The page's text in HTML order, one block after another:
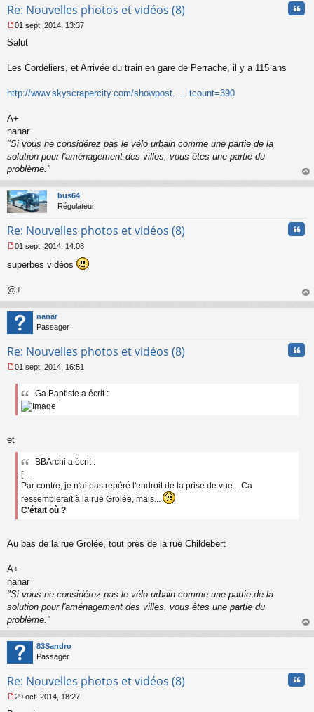
o
l
u
Re: Nouvelles photos et vidéos (8)
e
s
e
o
n
l
u
01 sept. 2014, 13:37
Salut
Les Cordeliers, et Arrivée du train en gare de Perrache, il y a 115 ans
http://www.skyscrapercity.com/showpost. ... tcount=390
A+
nanar
"Si vous ne considérez pas le vélo urbain comme une partie de la
solution pour l'aménagement des villes, vous êtes une partie du
problème."
au
bus64
Régulateur
Re: Nouvelles photos et vidéos (8)
e
g
e
n
n
u
01 sept. 2014, 14:08
superbes vidéos
@+
au
nanar
Passager
Re: Nouvelles photos et vidéos (8)
e
a
01 sept. 2014, 16:51
Ga.Baptiste a écrit :
et
BBArchi a écrit :
[...
Par contre, je n'ai pas repéré l'endroit de la prise de vue... Ca
ressemblerait à la rue Grolée, mais...
C'était où ?
Au bas de la rue Grolée, tout près de la rue Childebert
A+
nanar
"Si vous ne considérez pas le vélo urbain comme une partie de la
solution pour l'aménagement des villes, vous êtes une partie du
problème."
au
83Sandro
Passager
Re: Nouvelles photos et vidéos (8)
29 oct. 2014, 18:27